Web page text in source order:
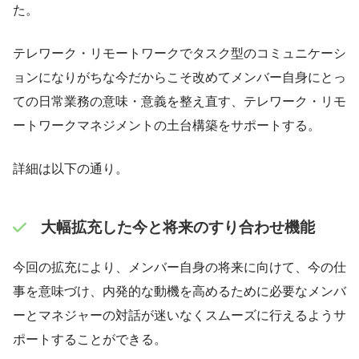
た。
テレワーク・リモートワークでタスク型のコミュニケーシ
ョンになりがちな今だからこそ改めてメンバー自身にとっ
ての日常業務の意味・意義を整え直す、テレワーク・リモ
ートワークマネジメントの土台構築をサポートする。
詳細は以下の通り。
大幅拡充した今と将来のすり合わせ機能
今回の拡充により、メンバー自身の将来に向けて、今の仕
事を意味づけ、内発的な動機を高めるために必要なメンバ
ーとマネジャーの対話が迷いなくスムーズに行えるようサ
ポートすることができる。